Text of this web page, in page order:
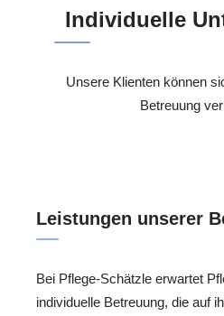
Individuelle
Unsere Klienten können
Betreuung
Leistungen unserer
Bei Pflege-Schätzle erwartet
individuelle Betreuung, die auf